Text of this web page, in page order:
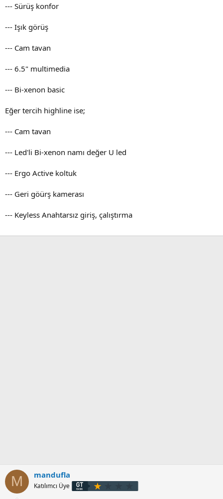
--- Sürüş konfor
--- Işık görüş
--- Cam tavan
--- 6.5" multimedia
--- Bi-xenon basic
Eğer tercih highline ise;
--- Cam tavan
--- Led'li Bi-xenon namı değer U led
--- Ergo Active koltuk
--- Geri göürş kamerası
--- Keyless Anahtarsız giriş, çalıştırma
M mandufla
Katılımcı Üye